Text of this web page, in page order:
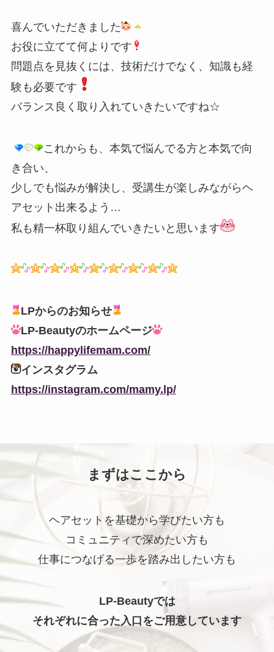
喜んでいただきました
お役に立てて何よりです
問題点を見抜くには、技術だけでなく、知識も経
験も必要です
バランス良く取り入れていきたいですね☆
これからも、本気で悩んでる方と本気で向
き合い、
少しでも悩みが解決し、受講生が楽しみながらヘ
アセット出来るよう…
私も精一杯取り組んでいきたいと思います
LPからのお知らせ
LP-Beautyのホームページ
https://happylifemam.com/
インスタグラム
https://instagram.com/mamy.lp/
まずはここから
ヘアセットを基礎から学びたい方も
コミュニティで深めたい方も
仕事につなげる一歩を踏み出したい方も
LP-Beautyでは
それぞれに合った入口をご用意しています